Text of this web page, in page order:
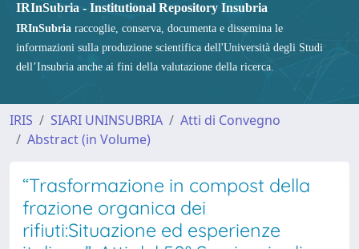
IRInSubria - Institutional Repository Insubria
IRInSubria raccoglie, conserva, documenta e dissemina le
informazioni sulla produzione scientifica dell'Università degli Studi
dell’Insubria anche ai fini della valutazione della ricerca.
IRIS SIARI UNINSUBRIA
Atti di Convegno
Abstract (in Volume)
“Trasformazione in compost della
frazione organica dei
rifiuti:Situazione ed esperienze